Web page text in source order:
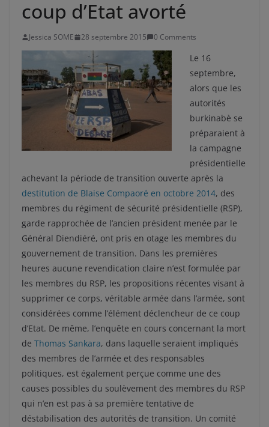
coup d’Etat avorté
Jessica SOME 28 septembre 2015 0 Comments
Le 16
septembre,
alors que les
autorités
burkinabè se
préparaient à
la campagne
présidentielle
achevant la période de transition ouverte après la
destitution de Blaise Compaoré en octobre 2014, des
membres du régiment de sécurité présidentielle (RSP),
garde rapprochée de l’ancien président menée par le
Général Diendiéré, ont pris en otage les membres du
gouvernement de transition. Dans les premières
heures aucune revendication claire n’est formulée par
les membres du RSP, les propositions récentes visant à
supprimer ce corps, véritable armée dans l’armée, sont
considérées comme l’élément déclencheur de ce coup
d’Etat. De même, l’enquête en cours concernant la mort
de Thomas Sankara, dans laquelle seraient impliqués
des membres de l’armée et des responsables
politiques, est également perçue comme une des
causes possibles du soulèvement des membres du RSP
qui n’en est pas à sa première tentative de
déstabilisation des autorités de transition. Un comité